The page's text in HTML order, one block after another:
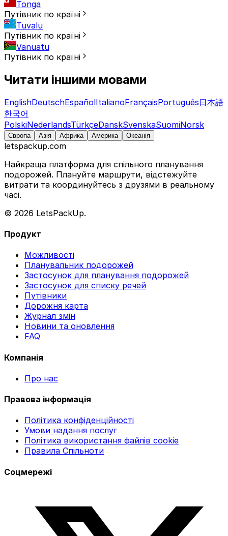
Tonga
Путівник по країні
Tuvalu
Путівник по країні
Vanuatu
Путівник по країні
Читати іншими мовами
EnglishDeutschEspañolItalianoFrançaisPortuguês日本語
한국어
PolskiNederlandsTürkçeDanskSvenskaSuomiNorsk
Європа Азія Африка Америка Океанія
letspackup.com
Найкраща платформа для спільного планування
подорожей. Плануйте маршрути, відстежуйте
витрати та координуйтесь з друзями в реальному
часі.
© 2026 LetsPackUp.
Продукт
Можливості
Планувальник подорожей
Застосунок для планування подорожей
Застосунок для списку речей
Путівники
Дорожня карта
Журнал змін
Новини та оновлення
FAQ
Компанія
Про нас
Правова інформація
Політика конфіденційності
Умови надання послуг
Політика використання файлів cookie
Правила Спільноти
Соцмережі